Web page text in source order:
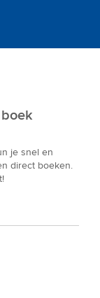
je snel en
direct boeken.